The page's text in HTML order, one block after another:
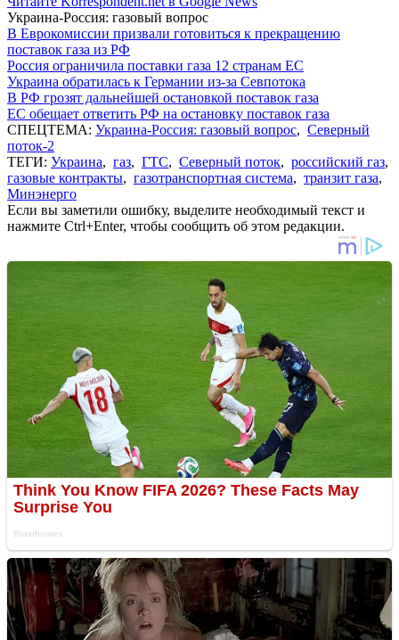
Украина-Россия: газовый вопрос
В Еврокомиссии призвали готовиться к прекращению
поставок газа из РФ
Россия ограничила поставки газа 12 странам ЕС
Украина обратилась к Германии из-за Севпотока
В РФ грозят дальнейшей остановкой поставок газа
ЕС обещает ответить РФ на остановку поставок газа
СПЕЦТЕМА: Украина-Россия: газовый вопрос, Северный
поток-2
ТЕГИ: Украина, газ, ГТС, Северный поток, российский газ,
газовые контракты, газотранспортная система, транзит газа,
Минэнерго
Если вы заметили ошибку, выделите необходимый текст и
нажмите Ctrl+Enter, чтобы сообщить об этом редакции.